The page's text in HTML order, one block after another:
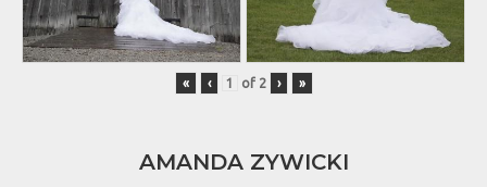
« ‹ of 2 › »
AMANDA ZYWICKI